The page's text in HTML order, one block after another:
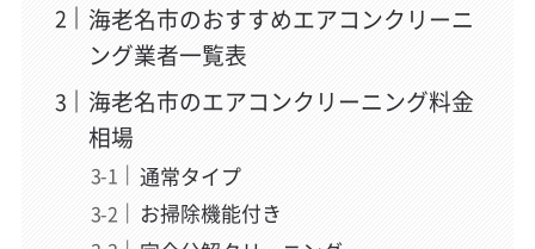
海老名市のおすすめエアコンクリーニ
ング業者一覧表
海老名市のエアコンクリーニング料金
相場
通常タイプ
お掃除機能付き